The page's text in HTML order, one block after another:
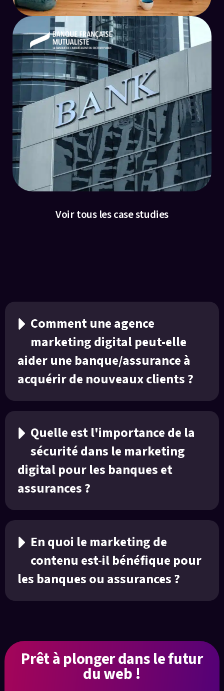
+1200%
de mots clés positionnés
Voir tous les case studies
Comment une agence
marketing digital peut-elle
aider une banque/assurance à
acquérir de nouveaux clients ?
Quelle est l'importance de la
sécurité dans le marketing
digital pour les banques et
assurances ?
En quoi le marketing de
contenu est-il bénéfique pour
les banques ou assurances ?
Prêt à plongerdans le futur
du web !